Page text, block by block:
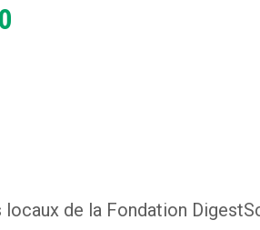
de la Fondation